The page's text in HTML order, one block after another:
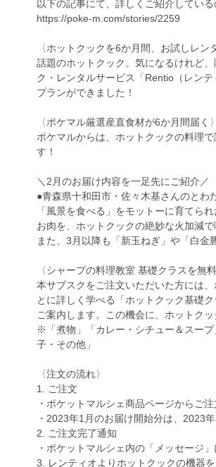
以下の記事にて、詳しくご紹介してい
https://poke-m.com/stories/2259
〈ホットクックを6か月間、お試しレン
話題のホットクック。気になるけれど
ク・レンタルサービス「Rentio（レン
プランができました！
〈ポケマル厳選産直食材が6か月間届く〉
ポケマルからは、ホットクックの料理
す！
＼2月のお届け内容を一足先にご紹介／
●青森県十和田市・佐々木基さんのと
「風景を食べる」をモットーに育てら
お肉を、ホットクックの絶妙な火加減で
また、3月以降も「新玉ねぎ」や「白金
〈シャープの料理教室 基礎クラスを無料
本サブスクをご注文いただいた方には
とに詳しく学べる「ホットクック基礎
ご案内します。この機会に、ホットク
※「煮物」「カレー・シチュー＆スー
子・その他」
〈注文の流れ〉
1. ご注文
・ポケットマルシェ商品ページからご
・2023年1月のお届け開始分は、2023
2. ご注文完了通知
・ポケットマルシェ内の「メッセージ
3. レンティオよりホットクックの機器